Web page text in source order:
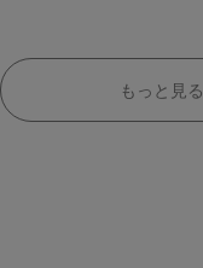
もっと見る